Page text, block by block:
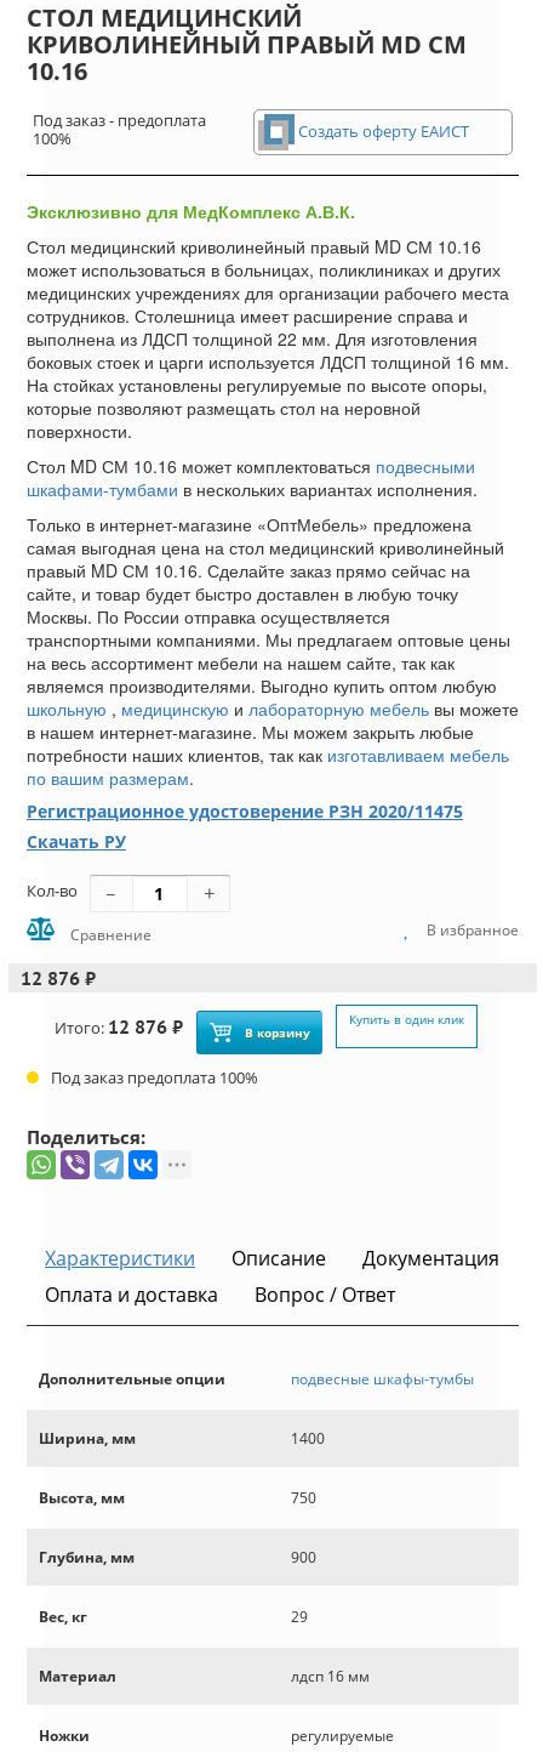
СТОЛ МЕДИЦИНСКИЙ
КРИВОЛИНЕЙНЫЙ ПРАВЫЙ MD СМ
10.16
Под заказ - предоплата
100%
Создать оферту ЕАИСТ
Эксклюзивно для МедКомплекс А.В.К.
Стол медицинский криволинейный правый MD СМ 10.16
может использоваться в больницах, поликлиниках и других
медицинских учреждениях для организации рабочего места
сотрудников. Столешница имеет расширение справа и
выполнена из ЛДСП толщиной 22 мм. Для изготовления
боковых стоек и царги используется ЛДСП толщиной 16 мм.
На стойках установлены регулируемые по высоте опоры,
которые позволяют размещать стол на неровной
поверхности.
Стол MD СМ 10.16 может комплектоваться подвесными
шкафами-тумбами в нескольких вариантах исполнения.
Только в интернет-магазине «ОптМебель» предложена
самая выгодная цена на стол медицинский криволинейный
правый MD СМ 10.16. Сделайте заказ прямо сейчас на
сайте, и товар будет быстро доставлен в любую точку
Москвы. По России отправка осуществляется
транспортными компаниями. Мы предлагаем оптовые цены
на весь ассортимент мебели на нашем сайте, так как
являемся производителями. Выгодно купить оптом любую
школьную , медицинскую и лабораторную мебель вы можете
в нашем интернет-магазине. Мы можем закрыть любые
потребности наших клиентов, так как изготавливаем мебель
по вашим размерам.
Регистрационное удостоверение РЗН 2020/11475
Скачать РУ
Кол-во
Сравнение В избранное
12 876 ₽
Итого: 12 876 ₽ В корзину
Купить в один клик
Под заказ предоплата 100%
Поделиться:
Характеристики Описание
Документация
Оплата и доставка
Вопрос / Ответ
Дополнительные опции подвесные шкафы-тумбы
Ширина, мм 1400
Высота, мм 750
Глубина, мм 900
Вес, кг 29
Материал лдсп 16 мм
Ножки регулируемые